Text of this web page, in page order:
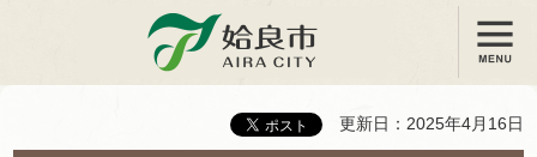
姶良市 メニュー
更新日：2025年4月16日